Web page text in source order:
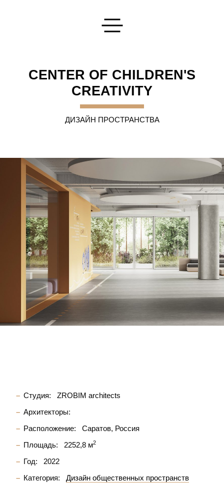
Студия:
ZROBIM architects
Архитекторы:
Расположение:
Саратов, Россия
Площадь:
2252,8 м2
Год:
2022
Категория:
Дизайн общественных пространств
CENTER OF CHILDREN'S
CREATIVITY
ДИЗАЙН ПРОСТРАНСТВА